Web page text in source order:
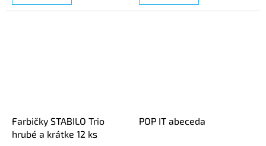
Farbičky STABILO Trio
hrubé a krátke 12 ks
POP IT abeceda